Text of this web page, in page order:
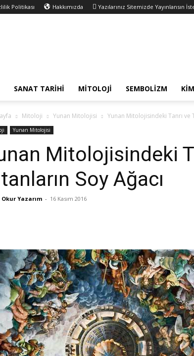
Politikası Hakkımızda Yazılarınız Sitemizde Yayınlansın
OKUR
YAZARIM
SANAT TARIHI MITOLOJI SEMBOLIZM
Mitoloji Yunan Mitolojisi Yunan Mitolojisindeki Tanrı ve
Yunan Mitolojisi
Mitolojisindeki
Soy Ağacı
Okur Yazarım - 16 Kasım 2016